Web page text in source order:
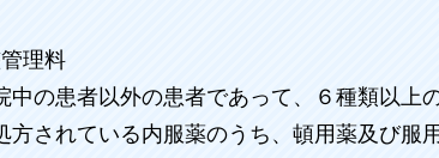
理料
中の患者以外の患者であって、６種類以上
方されている内服薬のうち、頓用薬及び服